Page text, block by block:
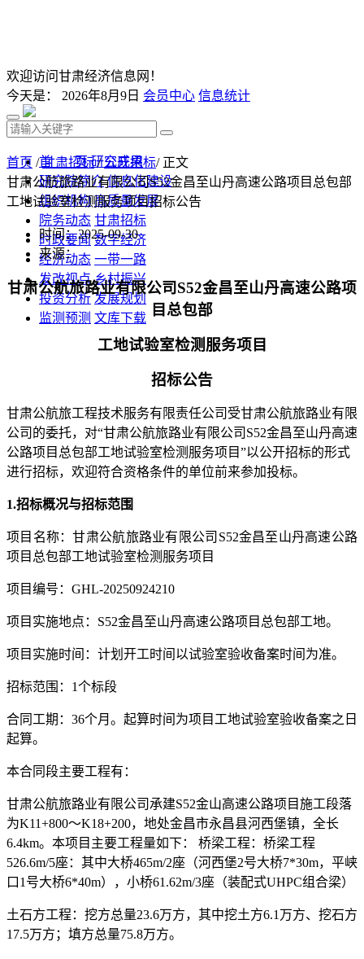
欢迎访问甘肃经济信息网！
今天是： 2026年8月9日 会员中心 信息统计
首 页 研究成果
研究院简介 信息化建设
组织机构 高质量发展
院务动态 甘肃招标
时政要闻 数字经济
经济动态 一带一路
发改视点 乡村振兴
投资分析 发展规划
监测预测 文库下载
首页 /甘肃招标/公开招标/ 正文
甘肃公航旅路业有限公司S52金昌至山丹高速公路项目总包部
工地试验室检测服务项目招标公告
时间：2025-09-30
来源：
甘肃公航旅路业有限公司S52金昌至山丹高速公路项
目总包部
工地试验室检测服务项目
招标公告
甘肃公航旅工程技术服务有限责任公司 受甘肃公航旅路业有限
公司 的委托，对“甘肃公航旅路业有限公司 S52金昌至山丹高速
公路项目总包部工地试验室检测服务项目”以公开招标的形式
进行招标，欢迎符合资格条件的单位前来参加投标。
1.招标概况与招标范围
项目名称：甘肃公航旅路业有限公司 S52金昌至山丹高速公路
项目总包部工地试验室检测服务项目
项目编号： GHL-20250924210
项目实施地点 ： S52金昌至山丹高速公路项目总包部工地。
项目实施时间 ： 计划开工时间 以试验室验收备案时间 为准。
招标范围： 1个标段
合同工期： 36个月。 起算时间为项目工地试验室验收备案之日
起算。
本合同段主要工程有：
甘肃公航旅路业有限公司承建S52金山高速公路项目施工段落
为K11+800～K18+200，地处金昌市永昌县河西堡镇，全长
6.4km。本项目主要工程量如下：​ 桥梁工程：桥梁工程
526.6m/5座：其中大桥465m/2座（河西堡2号大桥7*30m，平峡
口1号大桥6*40m），小桥61.62m/3座（装配式UHPC组合梁）
土石方工程：挖方总量23.6万方，其中挖土方6.1万方、挖石方
17.5万方；填方总量75.8万方。​